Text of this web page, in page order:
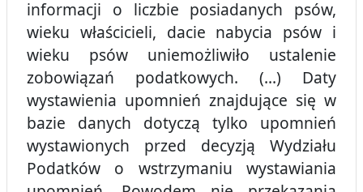
informacji o liczbie posiadanych psów,
wieku właścicieli, dacie nabycia psów i
wieku psów uniemożliwiło ustalenie
zobowiązań podatkowych. (...) Daty
wystawienia upomnień znajdujące się w
bazie danych dotyczą tylko upomnień
wystawionych przed decyzją Wydziału
Podatków o wstrzymaniu wystawiania